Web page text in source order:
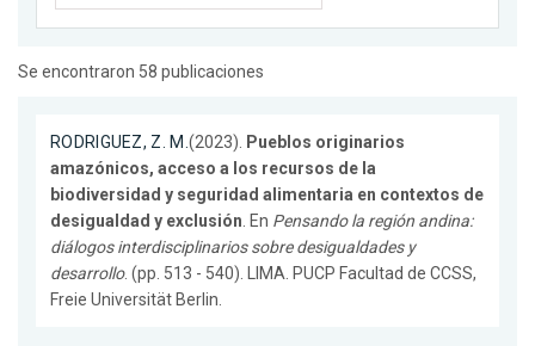
Se encontraron 58 publicaciones
RODRIGUEZ, Z. M.(2023). Pueblos originarios
amazónicos, acceso a los recursos de la
biodiversidad y seguridad alimentaria en contextos de
desigualdad y exclusión. En Pensando la región andina:
diálogos interdisciplinarios sobre desigualdades y
desarrollo. (pp. 513 - 540). LIMA. PUCP Facultad de CCSS,
Freie Universität Berlin.